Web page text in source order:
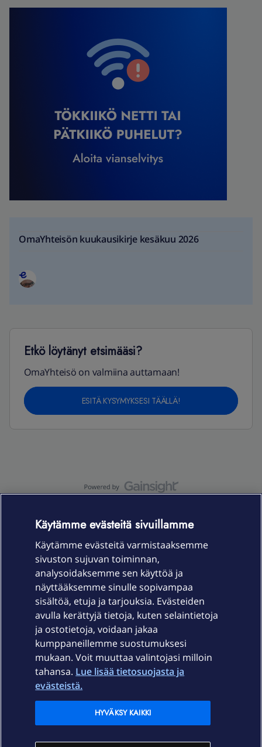
OmaYhteisön kuukausikirje kesäkuu 2026
Etkö löytänyt etsimääsi?
OmaYhteisö on valmiina auttamaan!
ESITÄ KYSYMYKSESI TÄÄLLÄ!
Laitteet & liittymät
Palvelut
Ajankohtaista
Elisa Oyj
In English
Käytämme evästeitä sivuillamme
Käytämme evästeitä varmistaaksemme
sivuston sujuvan toiminnan,
analysoidaksemme sen käyttöä ja
näyttääksemme sinulle sopivampaa
sisältöä, etuja ja tarjouksia. Evästeiden
avulla kerättyjä tietoja, kuten selaintietoja
ja ostotietoja, voidaan jakaa
kumppaneillemme suostumuksesi
mukaan. Voit muuttaa valintojasi milloin
tahansa. Lue lisää tietosuojasta ja
evästeistä.
HYVÄKSY KAIKKI